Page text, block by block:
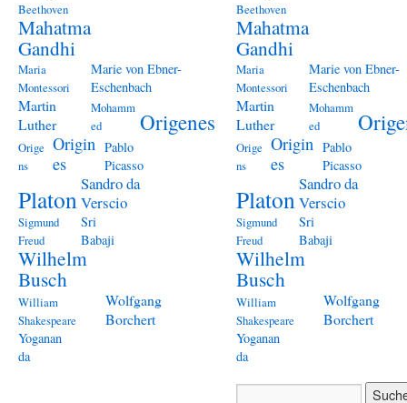
Beethoven
Mahatma
Gandhi
Maria
Montessori
Marie von Ebner-
Eschenbach
Martin
Luther
Mohamm
ed
Origenes
Orige
ns
Origin
es
Pablo
Picasso
Platon
Sandro da
Verscio
Sigmund
Freud
Sri
Babaji
Wilhelm
Busch
William
Shakespeare
Wolfgang
Borchert
Yoganan
da
Beethoven
Mahatma
Gandhi
Maria
Montessori
Marie von Ebner-
Eschenbach
Martin
Luther
Mohamm
ed
Orige
ns
Origin
es
Pablo
Picasso
Platon
Sandro da
Verscio
Sigmund
Freud
Sri
Babaji
Wilhelm
Busch
William
Shakespeare
Wolfgang
Borchert
Yoganan
da